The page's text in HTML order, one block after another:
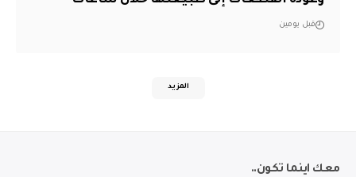
قبل يومين
المزيد
معك اينما تكون..